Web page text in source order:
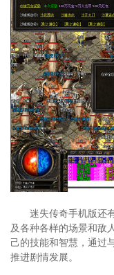
迷失传奇手机版还
及各种各样的场景和敌
己的技能和智慧，通过
推进剧情发展。